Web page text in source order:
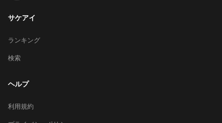
サケアイ
ランキング
検索
ヘルプ
利用規約